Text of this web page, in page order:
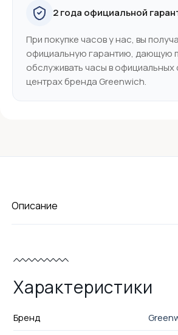
2 года официальной
При покупке часов у нас, вы
официальную гарантию, дающую
обслуживать часы в официальных
центрах бренда Greenwich.
Описание
Характеристики
Бренд